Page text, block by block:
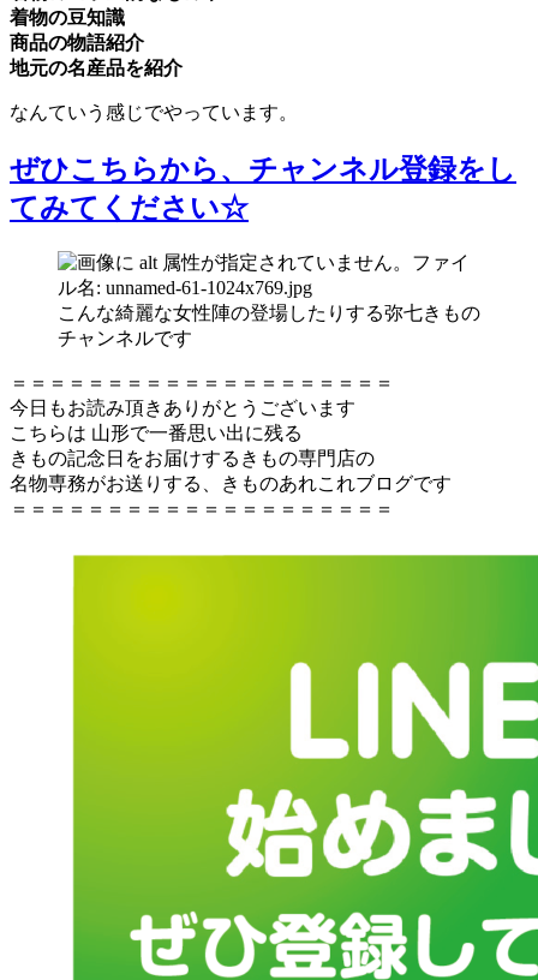
着物の豆知識
商品の物語紹介
地元の名産品を紹介
なんていう感じでやっています。
ぜひこちらから、チャンネル登録をし
てみてください☆
こんな綺麗な女性陣の登場したりする弥七きもの
チャンネルです
＝＝＝＝＝＝＝＝＝＝＝＝＝＝＝＝＝＝＝＝
今日もお読み頂きありがとうございます
こちらは 山形で一番思い出に残る
きもの記念日をお届けするきもの専門店の
名物専務がお送りする、きものあれこれブログです
＝＝＝＝＝＝＝＝＝＝＝＝＝＝＝＝＝＝＝＝